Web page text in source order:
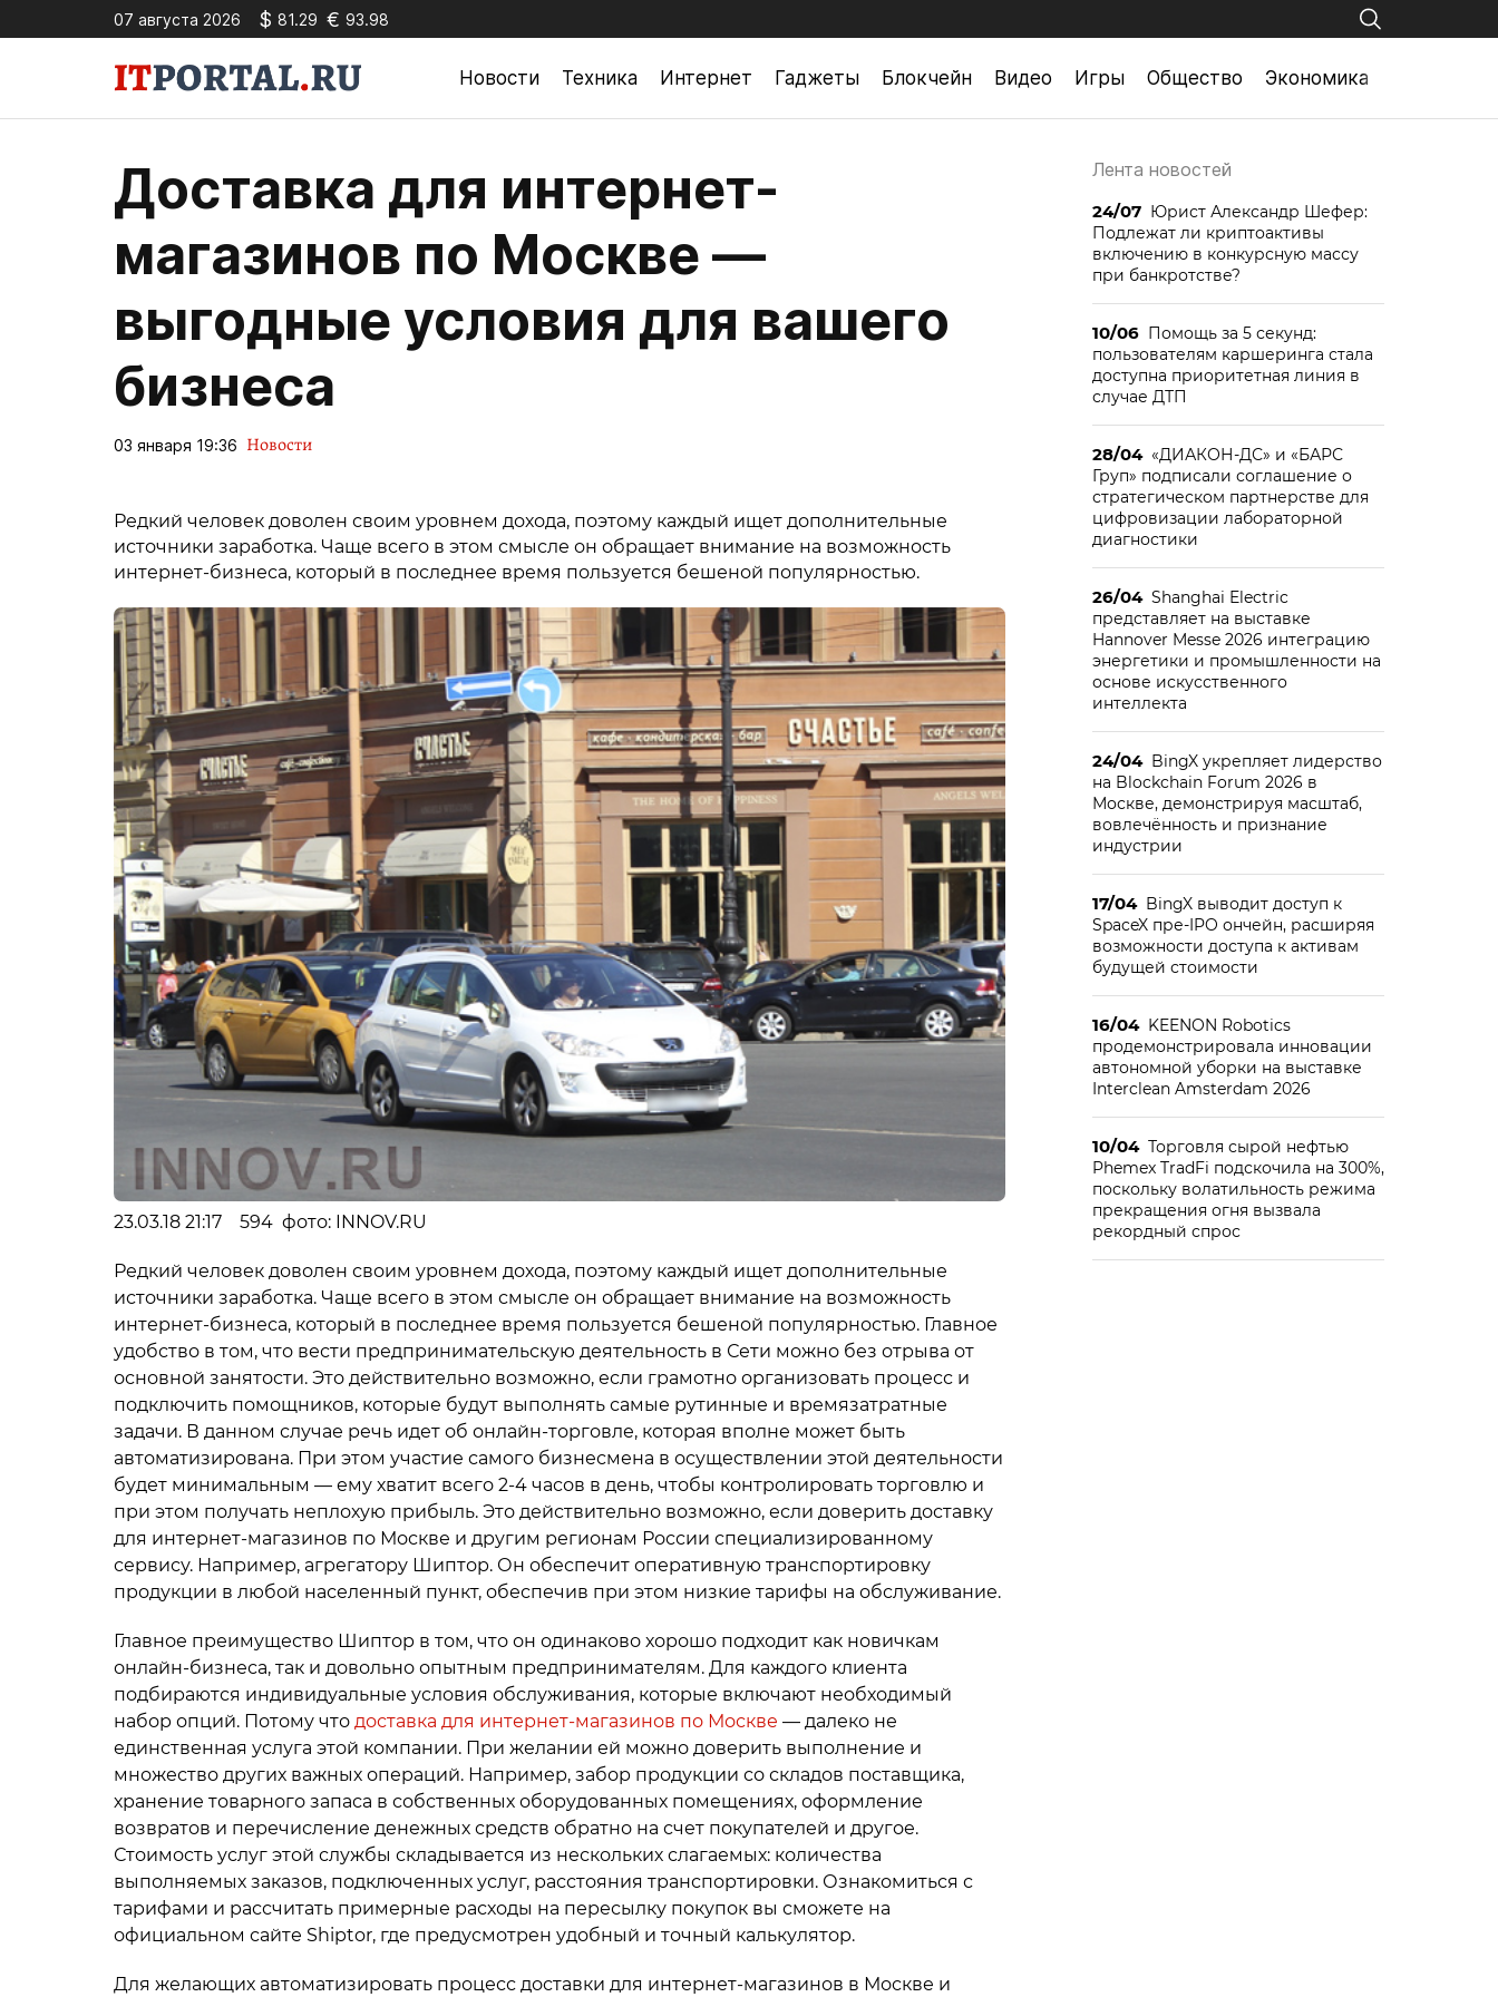
07 августа 2026 $ 81.29 € 93.98
Новости Техника Интернет Гаджеты Блокчейн Видео Игры Общество Экономика
Доставка для интернет-
магазинов по Москве —
выгодные условия для вашего
бизнеса
03 января 19:36 Новости
Редкий человек доволен своим уровнем дохода, поэтому каждый ищет дополнительные
источники заработка. Чаще всего в этом смысле он обращает внимание на возможность
интернет-бизнеса, который в последнее время пользуется бешеной популярностью.
23.03.18 21:17 594 фото: INNOV.RU
Редкий человек доволен своим уровнем дохода, поэтому каждый ищет дополнительные
источники заработка. Чаще всего в этом смысле он обращает внимание на возможность
интернет-бизнеса, который в последнее время пользуется бешеной популярностью. Главное
удобство в том, что вести предпринимательскую деятельность в Сети можно без отрыва от
основной занятости. Это действительно возможно, если грамотно организовать процесс и
подключить помощников, которые будут выполнять самые рутинные и времязатратные
задачи. В данном случае речь идет об онлайн-торговле, которая вполне может быть
автоматизирована. При этом участие самого бизнесмена в осуществлении этой деятельности
будет минимальным — ему хватит всего 2-4 часов в день, чтобы контролировать торговлю и
при этом получать неплохую прибыль. Это действительно возможно, если доверить доставку
для интернет-магазинов по Москве и другим регионам России специализированному
сервису. Например, агрегатору Шиптор. Он обеспечит оперативную транспортировку
продукции в любой населенный пункт, обеспечив при этом низкие тарифы на обслуживание.
Главное преимущество Шиптор в том, что он одинаково хорошо подходит как новичкам
онлайн-бизнеса, так и довольно опытным предпринимателям. Для каждого клиента
подбираются индивидуальные условия обслуживания, которые включают необходимый
набор опций. Потому что доставка для интернет-магазинов по Москве — далеко не
единственная услуга этой компании. При желании ей можно доверить выполнение и
множество других важных операций. Например, забор продукции со складов поставщика,
хранение товарного запаса в собственных оборудованных помещениях, оформление
возвратов и перечисление денежных средств обратно на счет покупателей и другое.
Стоимость услуг этой службы складывается из нескольких слагаемых: количества
выполняемых заказов, подключенных услуг, расстояния транспортировки. Ознакомиться с
тарифами и рассчитать примерные расходы на пересылку покупок вы сможете на
официальном сайте Shiptor, где предусмотрен удобный и точный калькулятор.
Для желающих автоматизировать процесс доставки для интернет-магазинов в Москве и
Лента новостей
24/07 Юрист Александр Шефер:
Подлежат ли криптоактивы
включению в конкурсную массу
при банкротстве?
10/06 Помощь за 5 секунд:
пользователям каршеринга стала
доступна приоритетная линия в
случае ДТП
28/04 «ДИАКОН-ДС» и «БАРС
Груп» подписали соглашение о
стратегическом партнерстве для
цифровизации лабораторной
диагностики
26/04 Shanghai Electric
представляет на выставке
Hannover Messe 2026 интеграцию
энергетики и промышленности на
основе искусственного
интеллекта
24/04 BingX укрепляет лидерство
на Blockchain Forum 2026 в
Москве, демонстрируя масштаб,
вовлечённость и признание
индустрии
17/04 BingX выводит доступ к
SpaceX пре-IPO ончейн, расширяя
возможности доступа к активам
будущей стоимости
16/04 KEENON Robotics
продемонстрировала инновации
автономной уборки на выставке
Interclean Amsterdam 2026
10/04 Торговля сырой нефтью
Phemex TradFi подскочила на 300%,
поскольку волатильность режима
прекращения огня вызвала
рекордный спрос